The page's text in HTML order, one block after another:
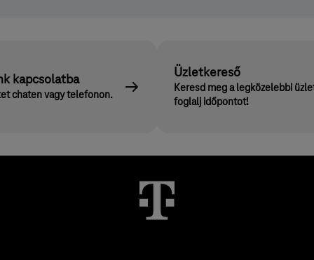
kapcsolatba
chaten vagy telefonon.
Üzletkereső
Keresd meg a legközelebbi
foglalj időpontot!